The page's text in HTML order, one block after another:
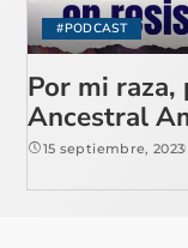
#PODCAST
Por mi
Ancestral
15 septiembre, 2023